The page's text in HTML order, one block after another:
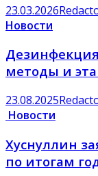
23.03.2026
Новости
методы и
23.08.2025
Новости
Хуснуллин
по итогам